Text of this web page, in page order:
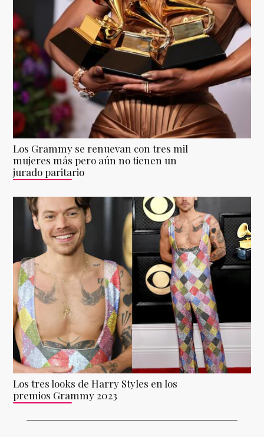
Los Grammy se renuevan con tres mil
mujeres más pero aún no tienen un
jurado paritario
Los tres looks de Harry Styles en los
premios Grammy 2023